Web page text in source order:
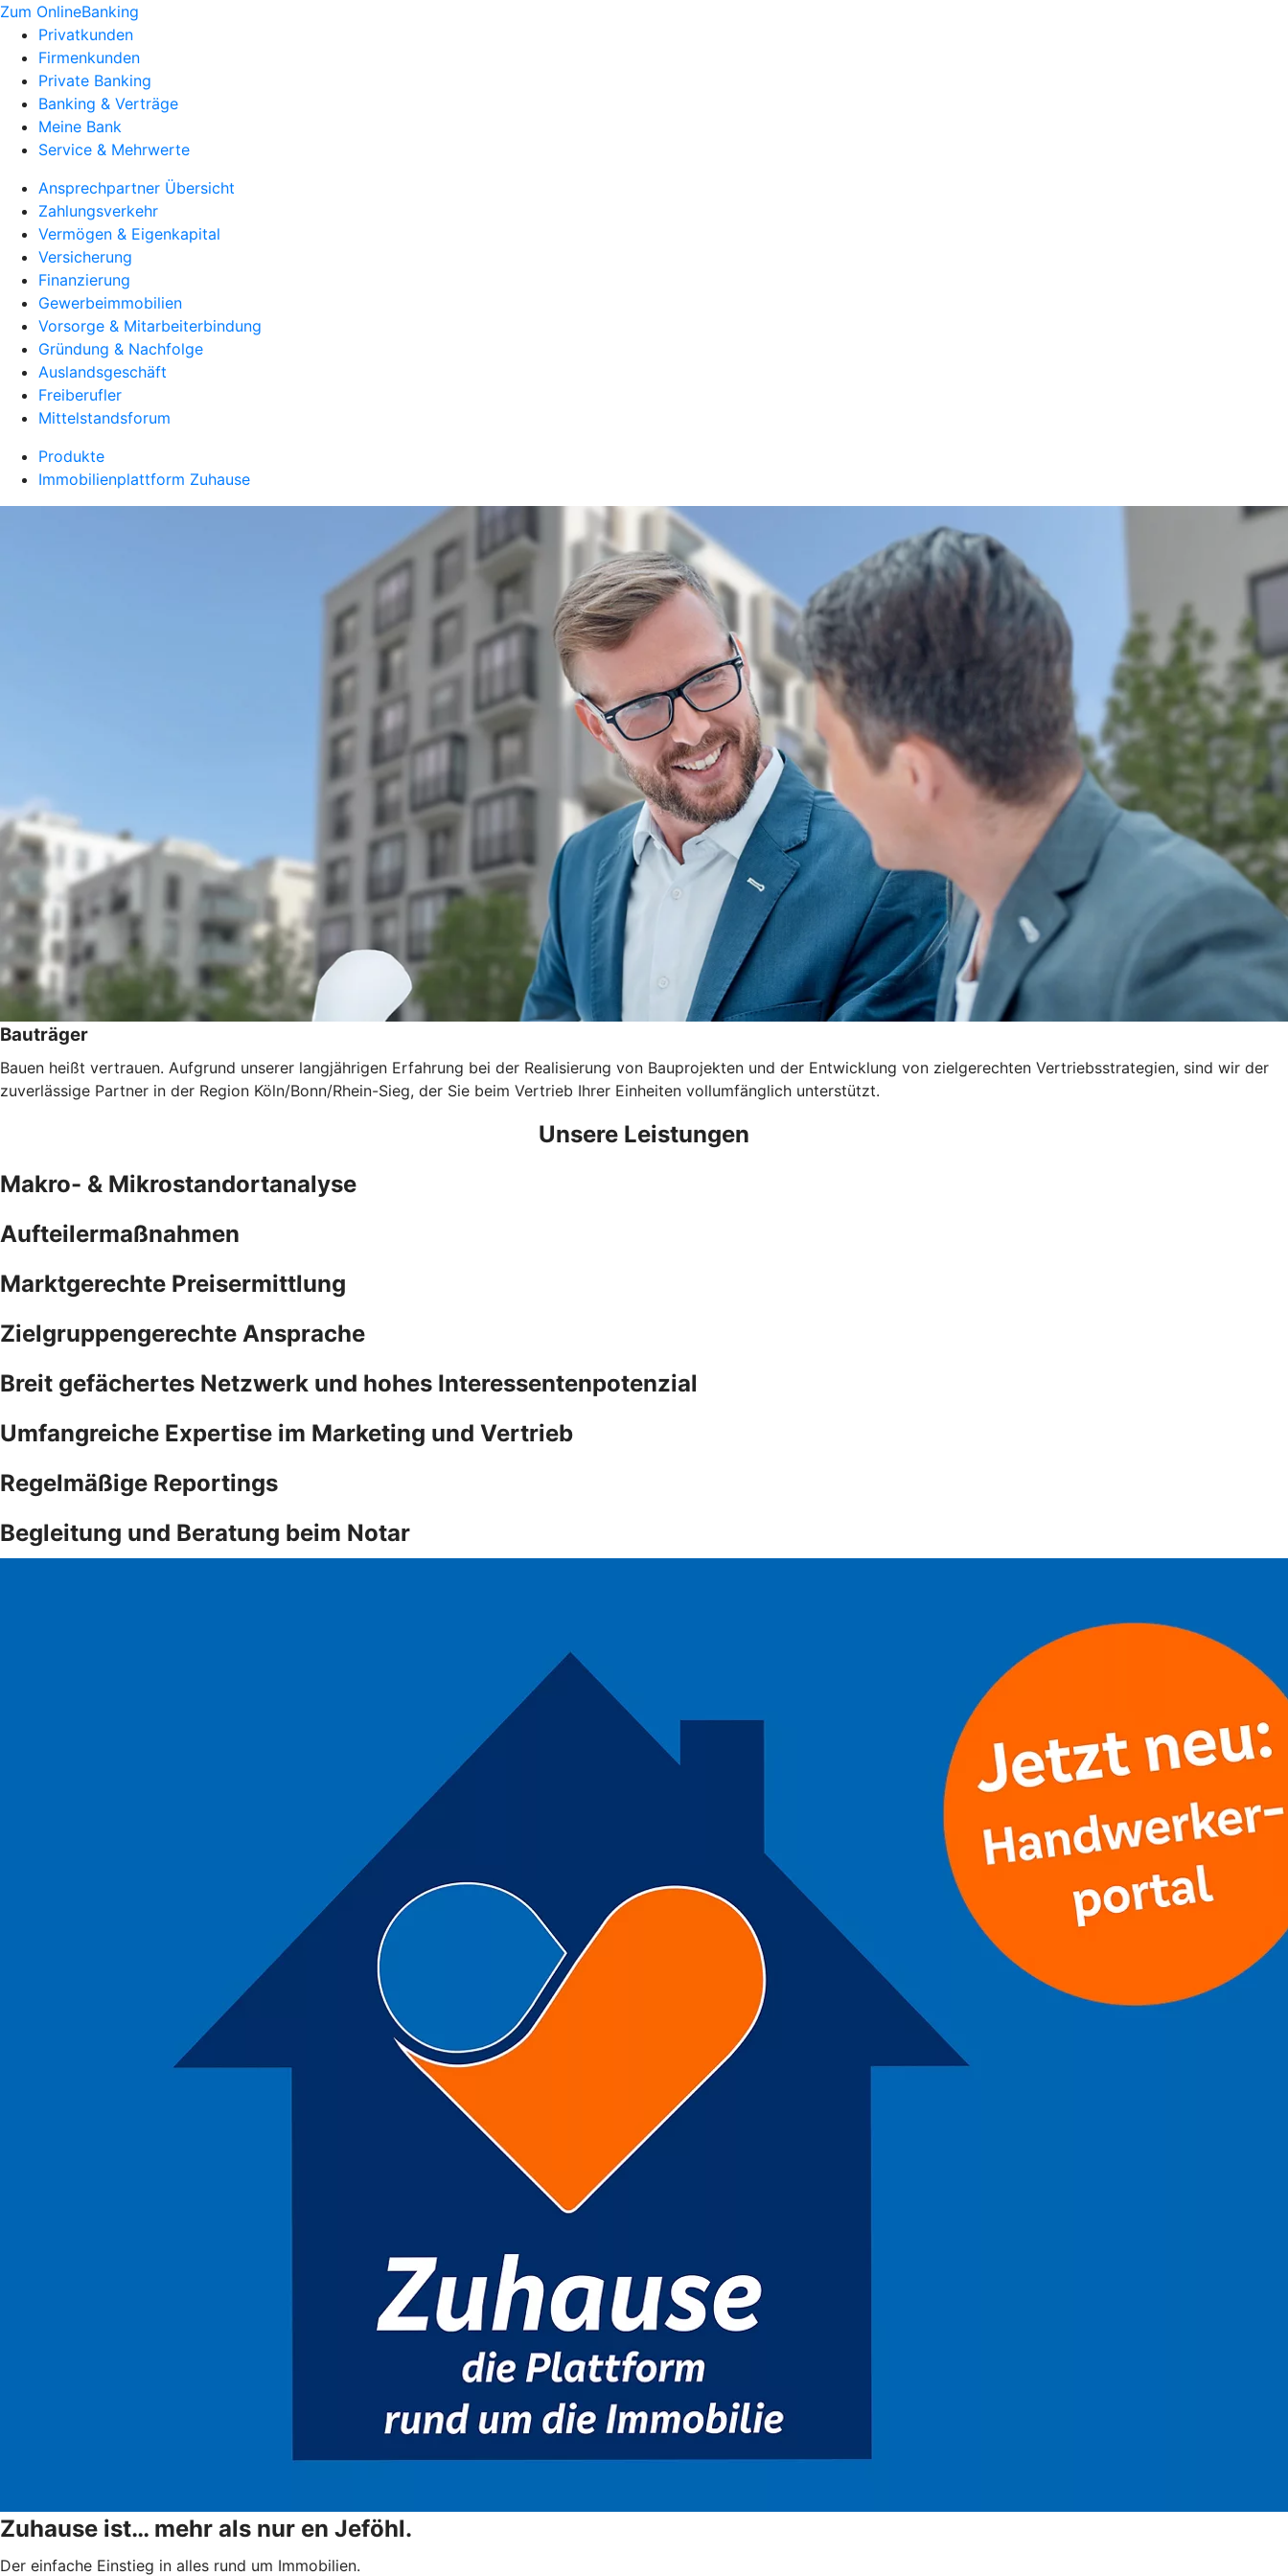
Zum OnlineBanking
Privatkunden
Firmenkunden
Private Banking
Banking & Verträge
Meine Bank
Service & Mehrwerte
Ansprechpartner Übersicht
Zahlungsverkehr
Vermögen & Eigenkapital
Versicherung
Finanzierung
Gewerbeimmobilien
Vorsorge & Mitarbeiterbindung
Gründung & Nachfolge
Auslandsgeschäft
Freiberufler
Mittelstandsforum
Produkte
Immobilienplattform Zuhause
Bauträger
Bauen heißt vertrauen. Aufgrund unserer langjährigen Erfahrung bei der Realisierung von Bauprojekten und der Entwicklung von zielgerechten Vertriebsstrategien, sind wir der
zuverlässige Partner in der Region Köln/Bonn/Rhein-Sieg, der Sie beim Vertrieb Ihrer Einheiten vollumfänglich unterstützt.
Unsere Leistungen
Makro- & Mikrostandortanalyse
Aufteilermaßnahmen
Marktgerechte Preisermittlung
Zielgruppengerechte Ansprache
Breit gefächertes Netzwerk und hohes Interessentenpotenzial
Umfangreiche Expertise im Marketing und Vertrieb
Regelmäßige Reportings
Begleitung und Beratung beim Notar
Zuhause ist… mehr als nur en Jeföhl.
Der einfache Einstieg in alles rund um Immobilien.